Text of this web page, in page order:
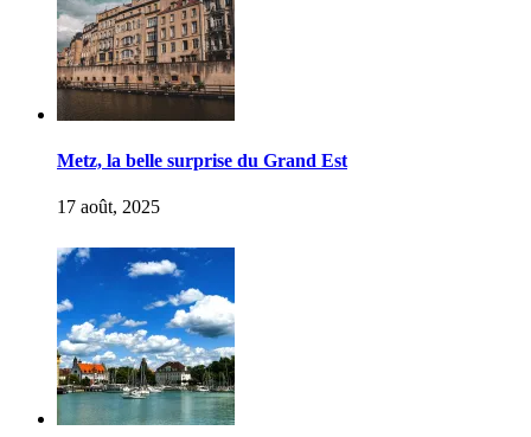
Metz, la belle surprise du Grand Est
17 août, 2025